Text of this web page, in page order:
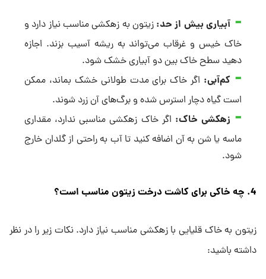
آبیاری بیش از حد: زیتون به زهکشی مناسب نیاز دارد و
خاک خیس و غرقاب می‌تواند به ریشه آسیب بزند. اجازه
دهید سطح خاک بین دو آبیاری خشک شود.
کم‌آبی: اگر خاک برای مدت طولانی خشک بماند، ممکن
است گیاه دچار استرس شده و برگ‌های آن زرد شوند.
زهکشی خاک: اگر خاک زهکشی مناسبی ندارد، مقداری
ماسه یا شن به آن اضافه کنید تا آب به راحتی از گلدان خارج
شود.
4. چه خاکی برای کاشت درخت زیتون مناسب است؟
زیتون به خاک قلیایی با زهکشی مناسب نیاز دارد. نکات زیر را در نظر
داشته باشید: